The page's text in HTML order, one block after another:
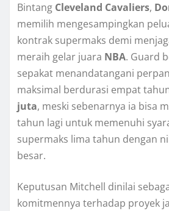
Bintang Cleveland Cavaliers,
memilih mengesampingkan
kontrak supermaks demi
meraih gelar juara NBA. Guard
sepakat menandatangani
maksimal berdurasi empat
juta, meski sebenarnya ia bisa
tahun lagi untuk memenuhi
supermaks lima tahun dengan
besar.
Keputusan Mitchell dinilai
komitmennya terhadap proyek